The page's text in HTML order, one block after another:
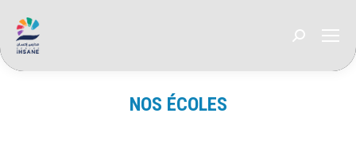
Recherche
NOS ÉCOLES